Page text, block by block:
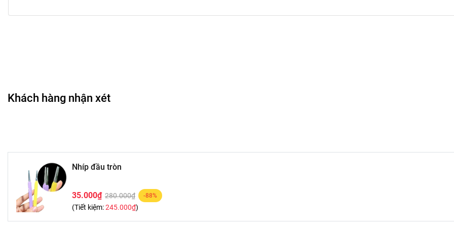
• Điều chỉnh vị trí mi khi trang điểm.
• Dùng nhíp gắp nhẹ phần mi giả.
• Vệ sinh nhíp sau khi sử dụng.
Đối tượng phù hợp
• Người thường xuyên gắn mi giả.
• Người muốn thao tác makeup mắt chính xác.
Khách hàng nhận xét
Nhíp đầu tròn
35.000₫ 280.000₫ -88%
(Tiết kiệm:245.000₫)